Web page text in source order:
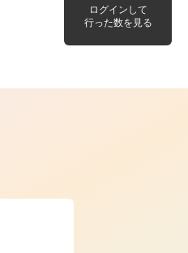
ログインして
行った数を見る